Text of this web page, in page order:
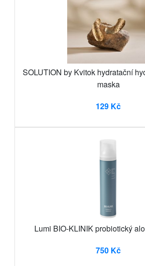
SOLUTION by Kvitok hydratační
maska
129 Kč
Lumi BIO-KLINIK probiotický
750 Kč